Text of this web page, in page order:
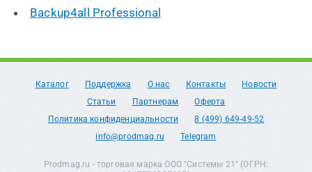
Backup4all Professional
Каталог Поддержка О нас Контакты
Новости
Статьи
Партнерам
Оферта
Политика конфиденциальности
8 (499) 649-49-52
info@prodmag.ru
Telegram
Prodmag.ru - торговая марка ООО "Системы 21" (ОГРН: